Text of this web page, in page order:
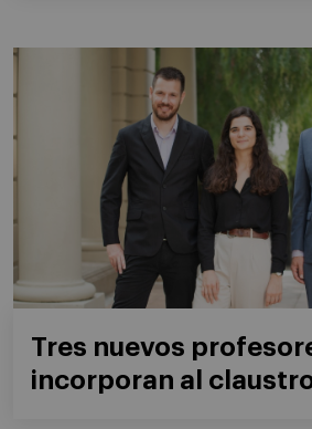
Tres nuevos
incorporan al claustro